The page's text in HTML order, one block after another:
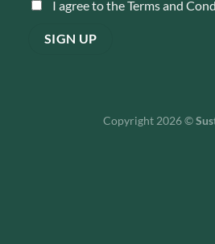
I agree to the Terms and
Copyright 2026 ©